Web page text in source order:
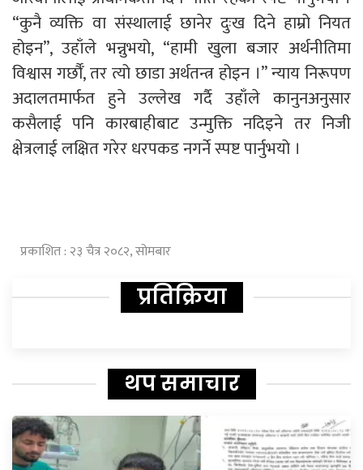
“कुनै व्यक्ति वा संस्थालाई छानेर दुःख दिने हाम्रो नियत
होइन”, उहाँले भन्नुभयो, “हामी खुला बजार अर्थनीतिमा
विश्वास गर्छौँ, तर त्यो छाडा अर्थतन्त्र होइन ।” न्याय निरूपण
अदालतमार्फत हुने उल्लेख गर्दै उहाँले कानुनअनुसार
कसैलाई पनि कारबाहीबाट उन्मुक्ति नदिइने तर निजी
क्षेत्रलाई लक्षित गरेर धरपकड नगर्ने स्पष्ट पार्नुभयो ।
प्रकाशित : २३ चैत्र २०८२, सोमबार
प्रतिक्रिया
थप समाचार